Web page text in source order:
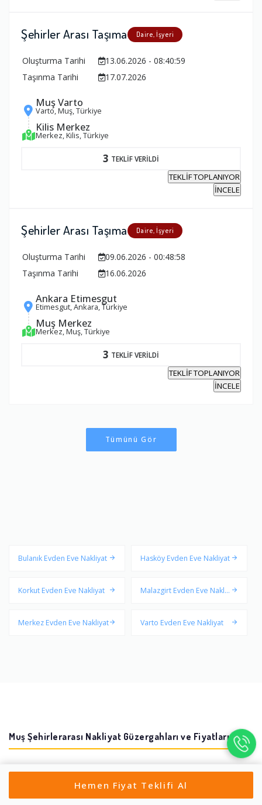
Şehirler Arası Taşıma Daire, İşyeri
Oluşturma Tarihi
13.06.2026 - 08:40:59
Taşınma Tarihi
17.07.2026
Muş Varto
Varto, Muş, Türkiye
Kilis Merkez
Merkez, Kilis, Türkiye
3 TEKLİF VERİLDİ
TEKLİF TOPLANIYOR
İNCELE
Şehirler Arası Taşıma Daire, İşyeri
Oluşturma Tarihi
09.06.2026 - 00:48:58
Taşınma Tarihi
16.06.2026
Ankara Etimesgut
Etimesgut, Ankara, Türkiye
Muş Merkez
Merkez, Muş, Türkiye
3 TEKLİF VERİLDİ
TEKLİF TOPLANIYOR
İNCELE
Tümünü Gör
Bulanık Evden Eve Nakliyat Hasköy Evden Eve Nakliyat
Korkut Evden Eve Nakliyat
Malazgirt Evden Eve Nakliy
Merkez Evden Eve Nakliyat
Varto Evden Eve Nakliyat
Muş Şehirlerarası Nakliyat Güzergahları ve Fiyatları
Muş → Adana 30.976 – 38.720 ₺
Hemen Fiyat Teklifi Al